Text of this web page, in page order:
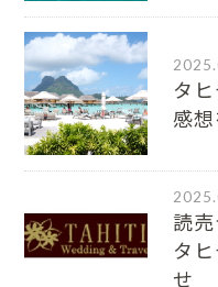
タ
感
読
タ
せ